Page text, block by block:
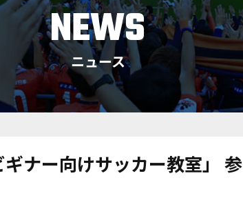
NEWS
ニュース
ギナー向けサッカー教室」 参